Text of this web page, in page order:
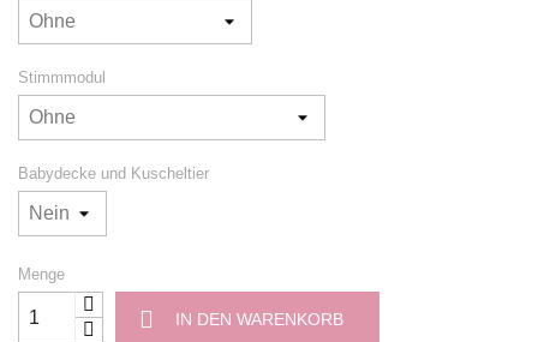
Stimmmodul
Babydecke und Kuscheltier
Menge
IN DEN WARENKORB